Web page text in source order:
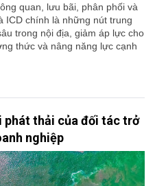
quan, lưu bãi, phân phối và
ICD chính là những nút trung
trong nội địa, giảm áp lực cho
thức và nâng năng lực cạnh
phát thải của đối tác trở
nghiệp